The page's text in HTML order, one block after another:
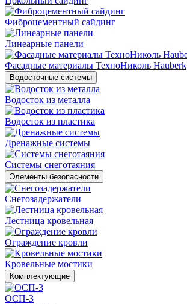
Фиброцементный сайдинг
Линеарные панели
Фасадные материалы ТехноНиколь Hauberk
Водосточные системы
Водосток из металла
Водосток из пластика
Дренажные системы
Системы снеготаяния
Элементы безопасности
Снегозадержатели
Лестница кровельная
Ограждение кровли
Кровельные мостики
Комплектующие
ОСП-3